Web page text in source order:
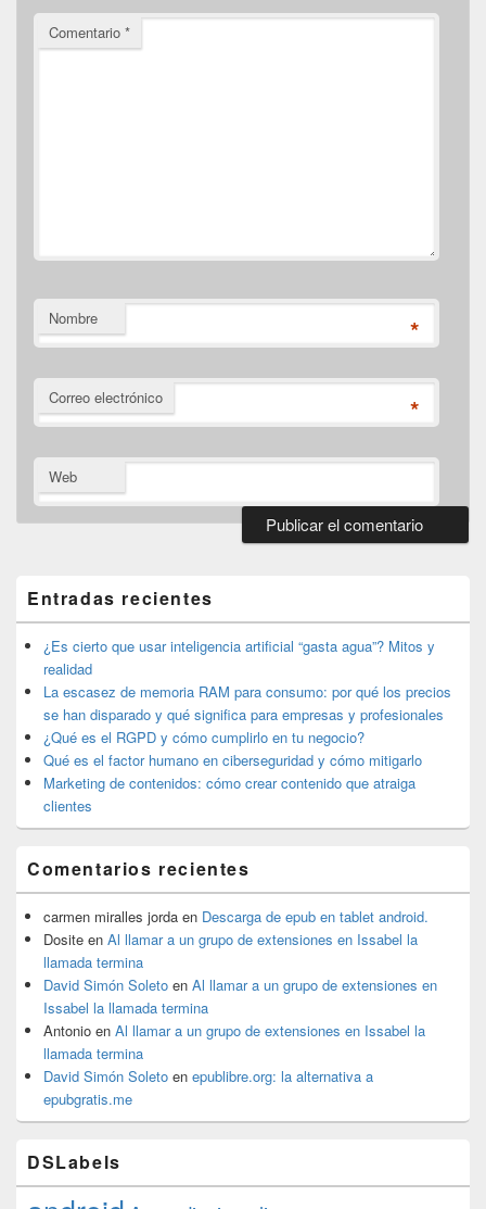
Comentario *
Nombre *
Correo electrónico *
Web
widget
barra
lateral
primaria
Entradas recientes
¿Es cierto que usar inteligencia artificial “gasta agua”? Mitos y
realidad
La escasez de memoria RAM para consumo: por qué los precios
se han disparado y qué significa para empresas y profesionales
¿Qué es el RGPD y cómo cumplirlo en tu negocio?
Qué es el factor humano en ciberseguridad y cómo mitigarlo
Marketing de contenidos: cómo crear contenido que atraiga
clientes
Comentarios recientes
carmen miralles jorda en Descarga de epub en tablet android.
Dosite en Al llamar a un grupo de extensiones en Issabel la
llamada termina
David Simón Soleto en Al llamar a un grupo de extensiones en
Issabel la llamada termina
Antonio en Al llamar a un grupo de extensiones en Issabel la
llamada termina
David Simón Soleto en epublibre.org: la alternativa a
epubgratis.me
DSLabels